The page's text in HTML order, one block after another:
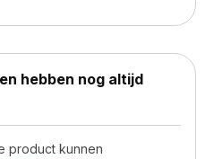
hebben nog altijd
product kunnen